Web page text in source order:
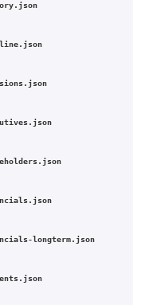
longterm.json